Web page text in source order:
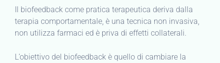
Il biofeedback come pratica terapeutica deriva dalla
terapia comportamentale, è una tecnica non invasiva,
non utilizza farmaci ed è priva di effetti collaterali.
L’obiettivo del biofeedback è quello di cambiare la